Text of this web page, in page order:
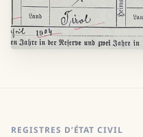
REGISTRES D’ÉTAT CIVIL